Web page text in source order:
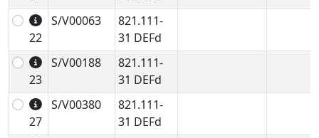
22
S/V00063
821.111-
31 DEFd
23
S/V00188
821.111-
31 DEFd
27
S/V00380
821.111-
31 DEFd